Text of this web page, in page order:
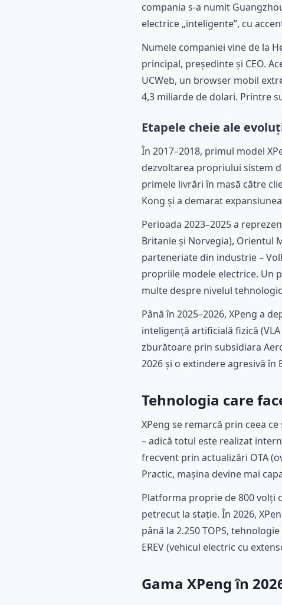
compania s-a numit
electrice „inteligente”, cu
Numele companiei vine de la
principal, președinte și CEO.
UCWeb, un browser mobil
4,3 miliarde de dolari. Printre
Etapele cheie ale
În 2017–2018, primul model
dezvoltarea propriului sistem
primele livrări în masă către
Kong și a demarat
Perioada 2023–2025 a
Britanie și Norvegia), Orientul
parteneriate din industrie –
propriile modele electrice. Un
multe despre nivelul
Până în 2025–2026, XPeng a
inteligență artificială fizică
zburătoare prin subsidiara
2026 și o extindere agresivă în
Tehnologia care
XPeng se remarcă prin ceea
– adică totul este realizat
frecvent prin actualizări OTA
Practic, mașina devine mai
Platforma proprie de 800 volți
petrecut la stație. În 2026,
până la 2.250 TOPS,
EREV (vehicul electric cu
Gama XPeng în